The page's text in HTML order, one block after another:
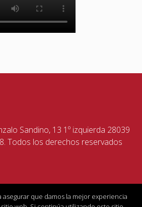
Sandino, 13 1º izquierda 28039
Todos los derechos reservados
asegurar que damos la mejor experiencia